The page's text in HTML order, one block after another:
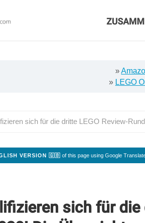
»
» LEGO
sich für die dritte LEGO Review-
VERSION 🇬🇧 of this page using Google
sich für die